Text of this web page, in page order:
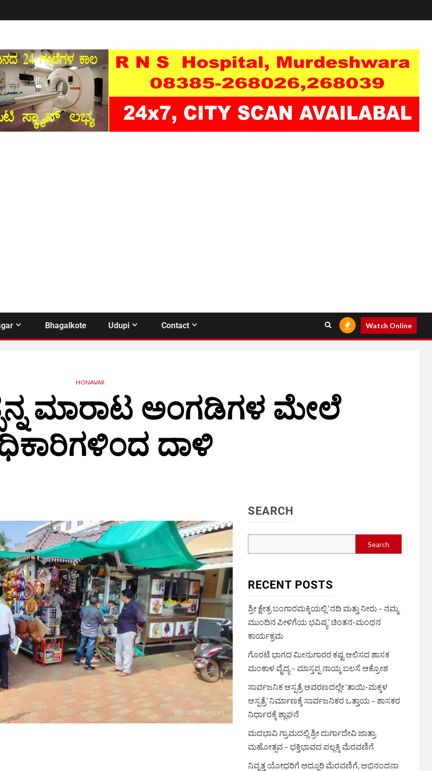
Bhagalkote Udupi Contact Watch Online
HONAVAR
ಮಾರಾಟ ಅಂಗಡಿಗಳ ಮೇಲೆ
ದಾಳಿ
SEARCH
Search
RECENT POSTS
ಶ್ರೀ ಕ್ಷೇತ್ರ ಬಂಗಾರಮಕ್ಕಿಯಲ್ಲಿ ‘ನದಿ ಮತ್ತು ನೀರು – ನಮ್ಮ
ಮುಂದಿನ ಪೀಳಿಗೆಯ ಭವಿಷ್ಯ’ ಚಿಂತನ-ಮಂಥನ
ಕಾರ್ಯಕ್ರಮ
ಗೊರಟೆ ಭಾಗದ ಮೀನುಗಾರರ ಕಷ್ಟ ಆಲಿಸದ ಶಾಸಕ
ಮಂಕಾಳ ವೈದ್ಯ – ಮಾಸ್ತಪ್ಪ ನಾಯ್ಕ ಬಲಸೆ ಆಕ್ರೋಶ
ಸಾರ್ವಜನಿಕ ಆಸ್ಪತ್ರೆ ಆವರಣದಲ್ಲೇ ‘ತಾಯಿ-ಮಕ್ಕಳ
ಆಸ್ಪತ್ರೆ’ ನಿರ್ಮಾಣಕ್ಕೆ ಸಾರ್ವಜನಿಕರ ಒತ್ತಾಯ – ಶಾಸಕರ
ನಿರ್ಧಾರಕ್ಕೆ ಶ್ಲಾಘನೆ
ಮದಭಾವಿ ಗ್ರಾಮದಲ್ಲಿ ಶ್ರೀ ದುರ್ಗಾದೇವಿ ಜಾತ್ರಾ
ಮಹೋತ್ಸವ – ಭಕ್ತಿಭಾವದ ಪಲ್ಲಕ್ಕಿ ಮೆರವಣಿಗೆ
ನಿವೃತ್ತ ಯೋಧರಿಗೆ ಅದ್ದೂರಿ ಮೆರವಣಿಗೆ, ಅಭಿನಂದನಾ